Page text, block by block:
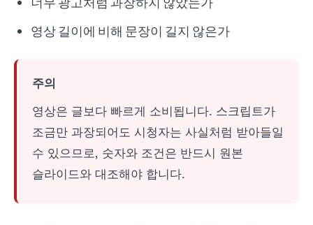
영상 길이에 비해 문장이 길지 않은가
주의
영상은 글보다 빠르게 소비됩니다. 스크립트가
조금만 과장되어도 시청자는 사실처럼 받아들일
수 있으므로, 숫자와 조건은 반드시 원본
슬라이드와 대조해야 합니다.